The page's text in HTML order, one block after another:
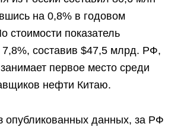
на 0,8% в годовом
стоимости показатель
составив $47,5 млрд. РФ,
первое место среди
нефти Китаю.
опубликованных данных, за РФ